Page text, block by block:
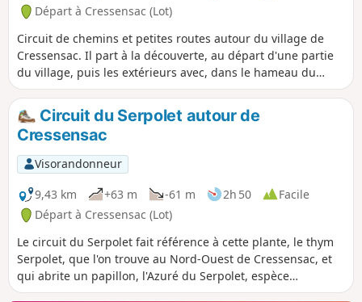
Départ à Cressensac (Lot)
Circuit de chemins et petites routes autour du village de
Cressensac. Il part à la découverte, au départ d'une partie
du village, puis les extérieurs avec, dans le hameau du
Batut, un magnifique pigeonnier. Randonnée facile avec un
faible dénivelé.
Circuit du Serpolet autour de
Cressensac
Visorandonneur
9,43 km
+63 m -61 m 2h 50
Facile
Départ à Cressensac (Lot)
Le circuit du Serpolet fait référence à cette plante, le thym
Serpolet, que l'on trouve au Nord-Ouest de Cressensac, et
qui abrite un papillon, l'Azuré du Serpolet, espèce
gravement menacée. Il passe par le hameau de Neyragues,